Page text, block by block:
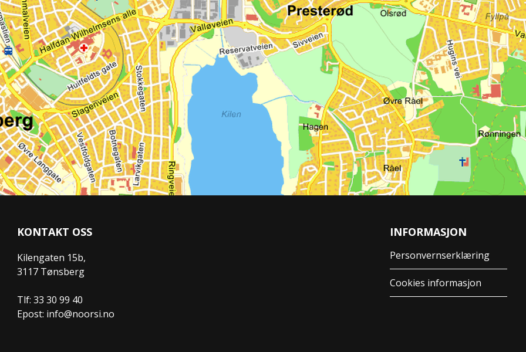
KONTAKT OSS
Kilengaten 15b,
3117 Tønsberg
Tlf: 33 30 99 40
Epost: info@noorsi.no
INFORMASJON
Personvernserklæring
Cookies informasjon